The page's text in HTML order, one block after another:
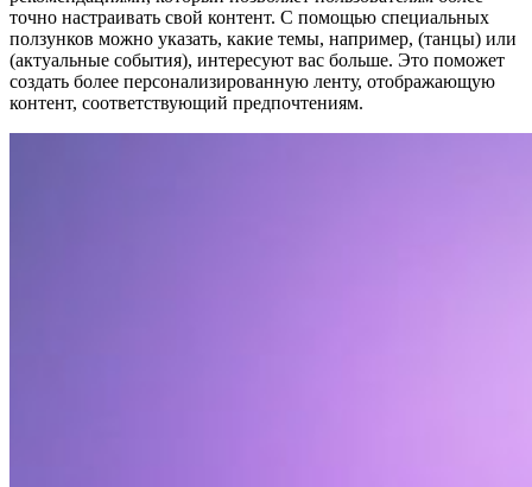
точно настраивать свой контент. С помощью специальных
ползунков можно указать, какие темы, например, (танцы) или
(актуальные события), интересуют вас больше. Это поможет
создать более персонализированную ленту, отображающую
контент, соответствующий предпочтениям.